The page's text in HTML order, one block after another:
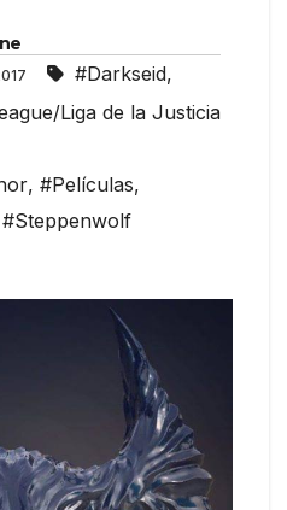
#Darkseid,
Liga de la Justicia
, #Películas,
#Steppenwolf